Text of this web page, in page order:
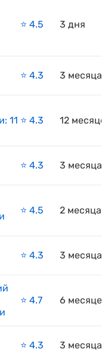
⭐️ 4.5 3 дня
⭐️ 4.3 3 месяца
11 ⭐️ 4.3 12 месяцев
⭐️ 4.3 3 месяца
⭐️ 4.5 2 месяца
⭐️ 4.3 3 месяца
⭐️ 4.7 6 месяцев
⭐️ 4.3 3 месяца